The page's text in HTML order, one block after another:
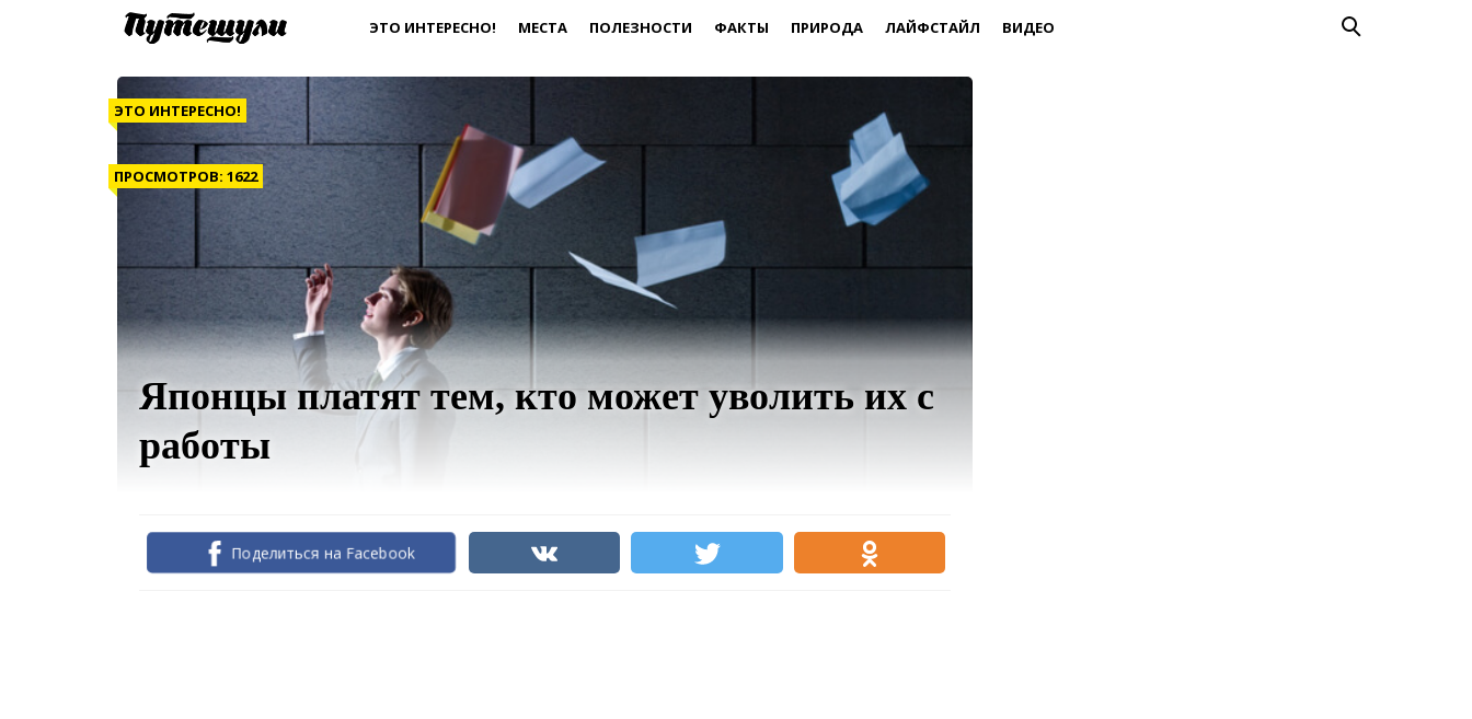
ЭТО ИНТЕРЕСНО! МЕСТА ПОЛЕЗНОСТИ ФАКТЫ ПРИРОДА ЛАЙФСТАЙЛ ВИДЕО
ЭТО ИНТЕРЕСНО!
ПРОСМОТРОВ: 1622
Японцы платят тем, кто может уволить их с
работы
Поделиться на Facebook